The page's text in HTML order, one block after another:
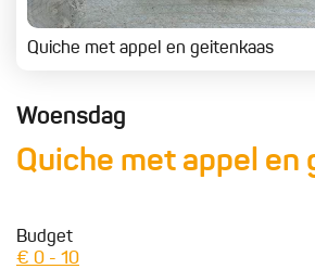
Quiche met appel en geitenkaas
Woensdag
Quiche met appel en
Budget
€ 0 - 10